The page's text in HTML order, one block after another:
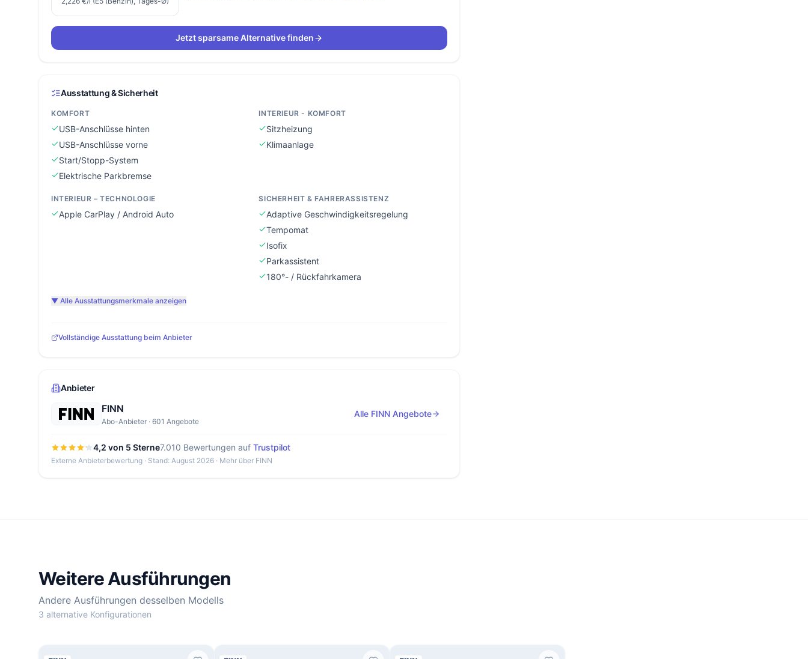
Jetzt sparsame Alternative finden
Ausstattung & Sicherheit
KOMFORT
USB-Anschlüsse hinten
USB-Anschlüsse vorne
Start/Stopp-System
Elektrische Parkbremse
INTERIEUR - KOMFORT
Sitzheizung
Klimaanlage
INTERIEUR – TECHNOLOGIE
Apple CarPlay / Android Auto
SICHERHEIT & FAHRERASSISTENZ
Adaptive Geschwindigkeitsregelung
Tempomat
Isofix
Parkassistent
180°- / Rückfahrkamera
▼ Alle Ausstattungsmerkmale anzeigen
Vollständige Ausstattung beim Anbieter
Anbieter
FINN
Abo-Anbieter · 601 Angebote
Alle FINN Angebote
4,2 von 5 Sterne7.010 Bewertungen auf Trustpilot
Externe Anbieterbewertung · Stand: August 2026 · Mehr über FINN
Weitere Ausführungen
Andere Ausführungen desselben Modells
3 alternative Konfigurationen